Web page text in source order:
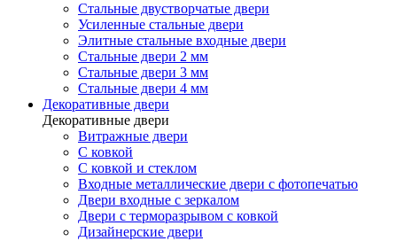
Стальные двустворчатые двери
Усиленные стальные двери
Элитные стальные входные двери
Стальные двери 2 мм
Стальные двери 3 мм
Стальные двери 4 мм
Декоративные двери
Декоративные двери
Витражные двери
С ковкой
С ковкой и стеклом
Входные металлические двери с фотопечатью
Двери входные с зеркалом
Двери с терморазрывом с ковкой
Дизайнерские двери